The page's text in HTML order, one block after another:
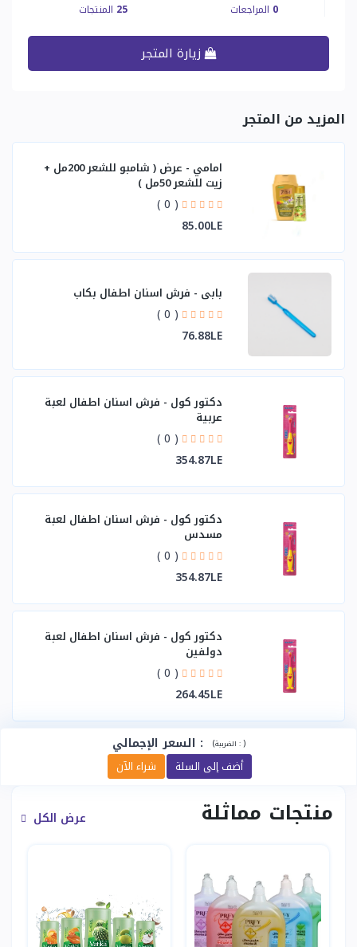
0 المراجعات 25 المنتجات
زيارة المتجر
المزيد من المتجر
امامي - عرض ( شامبو للشعر 200مل +
زيت للشعر 50مل )
( 0 )
85.00LE
بابي - فرش اسنان اطفال بكاب
( 0 )
76.88LE
دكتور كول - فرش اسنان اطفال لعبة
عربية
( 0 )
354.87LE
دكتور كول - فرش اسنان اطفال لعبة
مسدس
( 0 )
354.87LE
دكتور كول - فرش اسنان اطفال لعبة
دولفين
( 0 )
264.45LE
السعر الإجمالي : ( الضريبة :)
شراء الآن أضف إلى السلة
منتجات مماثلة عرض الكل